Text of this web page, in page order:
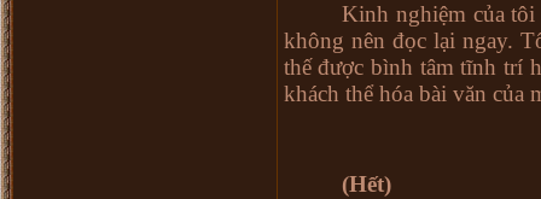
Kinh nghiệm của tôi
không nên đọc lại ngay.
thế được bình tâm tĩnh trí
khách thể hóa bài văn của
(Hết)